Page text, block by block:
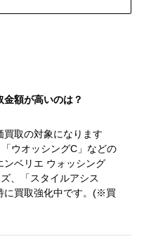
金額が高いのは？
買取の対象になります
ウオッシングC」などの
ンベリエ ウォッシング
、「スタイルアシス
に買取強化中です。(※買